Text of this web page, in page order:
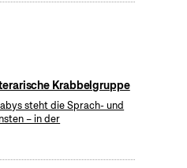
Krabbelgruppe
steht die Sprach- und
– in der